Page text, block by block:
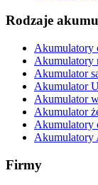
Rodzaje
Akumulatory
Akumulatory
Akumulator
Akumulator
Akumulator
Akumulator
Akumulatory
Akumulatory
Firmy